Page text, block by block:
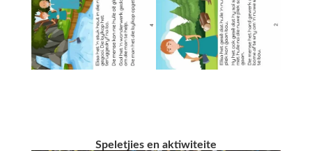
Speletjies en aktiwiteite